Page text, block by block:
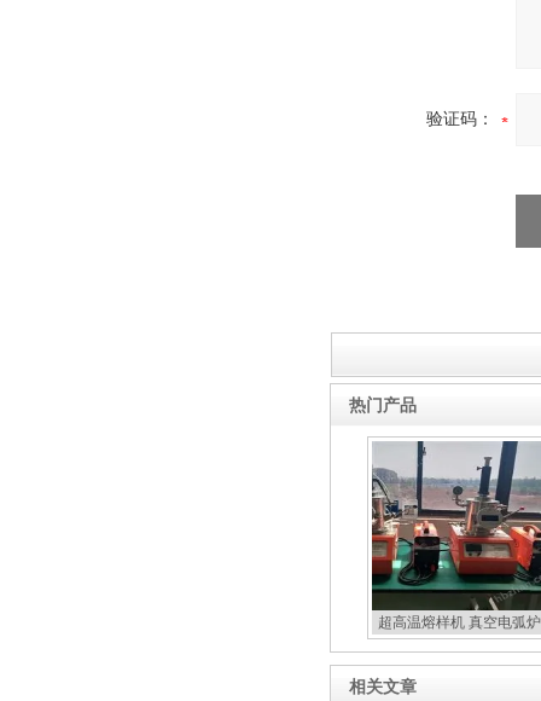
验证码：
热门产品
超高温熔样机 真空电弧
相关文章